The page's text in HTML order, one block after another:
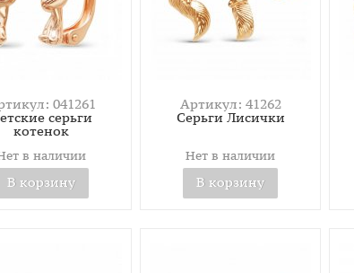
041261
серьги
котенок
в наличии
В корзину
Артикул: 41262
Серьги Лисички
Нет в наличии
В корзину